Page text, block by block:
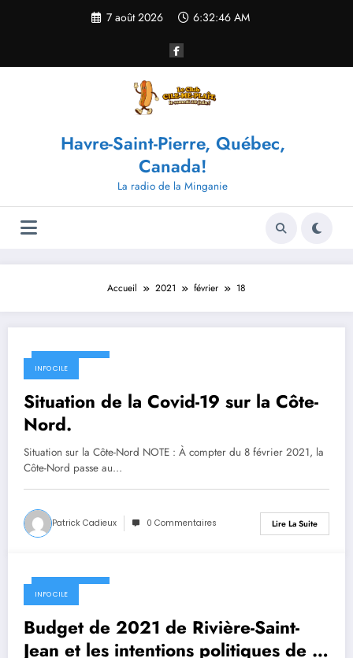
7 août 2026 6:32:46 AM
Havre-Saint-Pierre, Québec,
Canada!
La radio de la Minganie
Accueil 2021 février 18
18 février 2021
INFO CILE
Situation de la Covid-19 sur la Côte-
Nord.
Situation sur la Côte-Nord NOTE : À compter du 8 février 2021, la
Côte-Nord passe au…
Patrick Cadieux 0 Commentaires Lire La Suite
18 février 2021
INFO CILE
Budget de 2021 de Rivière-Saint-
Jean et les intentions politiques de la